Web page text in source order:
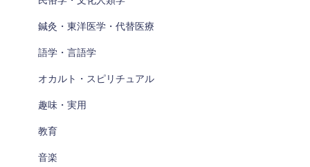
鍼灸・東洋医学・代替医療
語学・言語学
オカルト・スピリチュアル
趣味・実用
教育
音楽